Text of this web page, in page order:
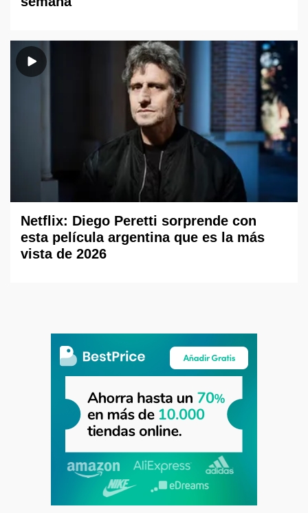
Netflix: Diego Peretti sorprende con
esta película argentina que es la más
vista de 2026